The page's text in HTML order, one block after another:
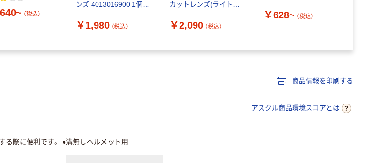
（税込）
ンズ 4013016900 1個
￥1,980 （税込）
カットレンズ(ライトカ
5277-96（直送品）
￥2,090 （税込）
￥628~ （税込）
商品情報を印刷する
アスクル商品環境スコアとは
る際に便利です。 ●溝無しヘルメット用